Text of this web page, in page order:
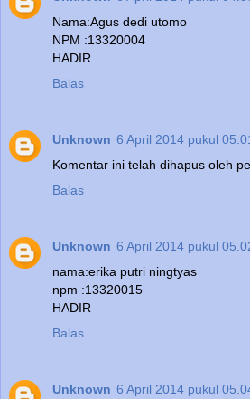
Nama:Agus dedi utomo
NPM :13320004
HADIR
Balas
Unknown 6 April 2014 pukul
Komentar ini telah dihapus oleh
Balas
Unknown 6 April 2014 pukul
nama:erika putri ningtyas
npm :13320015
HADIR
Balas
Unknown 6 April 2014 pukul